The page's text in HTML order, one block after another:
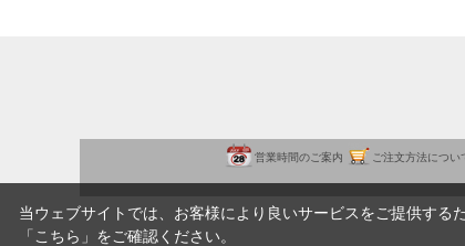
営業時間のご案内 ご注文方法につい
当ウェブサイトでは、お客様により良いサービスをご提供す
「 こちら 」をご確認ください。